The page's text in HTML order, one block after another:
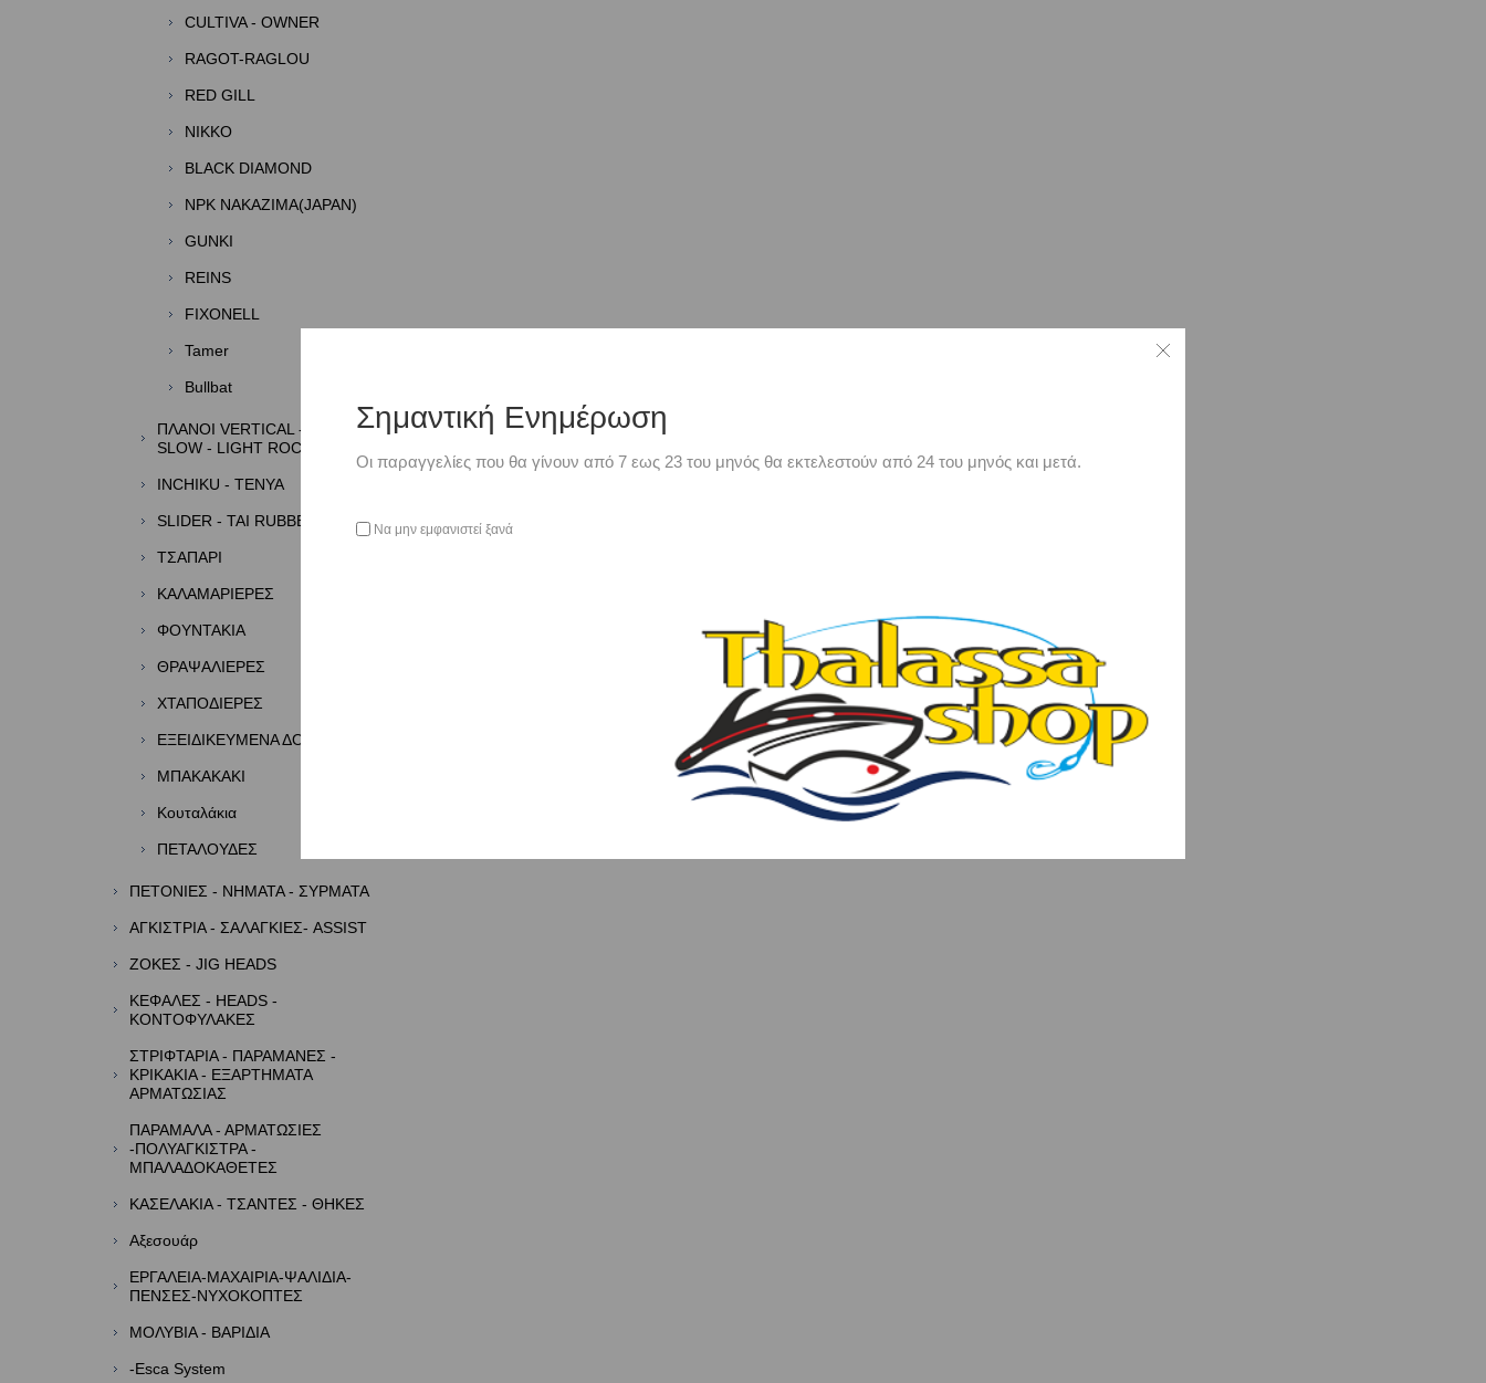
CULTIVA - OWNER
RAGOT-RAGLOU
RED GILL
NIKKO
BLACK DIAMOND
NPK NAKAZIMA(JAPAN)
GUNKI
REINS
FIXONELL
Tamer
Bullbat
ΠΛΑΝΟΙ VERTICAL - SHORE -
SLOW - LIGHT ROCK FISHING
INCHIKU - TENYA
SLIDER - TAI RUBBER - KABURA
TΣΑΠΑΡΙ
ΚΑΛΑΜΑΡΙΕΡΕΣ
ΦΟΥΝΤΑΚΙΑ
ΘΡΑΨΑΛΙΕΡΕΣ
ΧΤΑΠΟΔΙΕΡΕΣ
ΕΞΕΙΔΙΚΕΥΜΕΝΑ ΔΟΛΩΜΑΤΑ
ΜΠΑΚΑΚΑΚΙ
Κουταλάκια
ΠΕΤΑΛΟΥΔΕΣ
ΠΕΤΟΝΙΕΣ - ΝΗΜΑΤΑ - ΣΥΡΜΑΤΑ
ΑΓΚΙΣΤΡΙΑ - ΣΑΛΑΓΚΙΕΣ- ASSIST
ΖΟΚΕΣ - JIG HEADS
ΚΕΦΑΛΕΣ - HEADS -
ΚΟΝΤΟΦΥΛΑΚΕΣ
ΣΤΡΙΦΤΑΡΙΑ - ΠΑΡΑΜΑΝΕΣ -
ΚΡΙΚΑΚΙΑ - ΕΞΑΡΤΗΜΑΤΑ
ΑΡΜΑΤΩΣΙΑΣ
ΠΑΡΑΜΑΛΑ - ΑΡΜΑΤΩΣΙΕΣ
-ΠΟΛΥΑΓΚΙΣΤΡΑ -
ΜΠΑΛΑΔΟΚΑΘΕΤΕΣ
ΚΑΣΕΛΑΚΙΑ - ΤΣΑΝΤΕΣ - ΘΗΚΕΣ
Αξεσουάρ
ΕΡΓΑΛΕΙΑ-ΜΑΧΑΙΡΙΑ-ΨΑΛΙΔΙΑ-
ΠΕΝΣΕΣ-ΝΥΧΟΚΟΠΤΕΣ
ΜΟΛΥΒΙΑ - ΒΑΡΙΔΙΑ
-Esca System
Σημαντική Ενημέρωση
Οι παραγγελίες που θα γίνουν από 7 εως 23 του μηνός θα εκτελεστούν από 24 του μηνός και μετά.
Να μην εμφανιστεί ξανά